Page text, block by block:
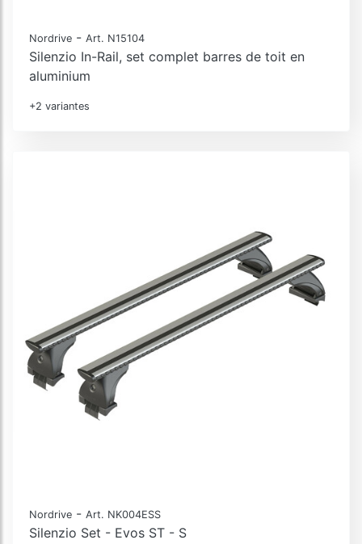
Nordrive - Art. N15104
Silenzio In-Rail, set complet barres de toit en
aluminium
+2 variantes
Nordrive - Art. NK004ESS
Silenzio Set - Evos ST - S